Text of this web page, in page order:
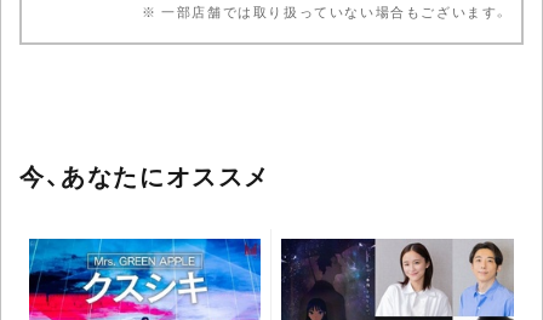
※ 一部店舗では取り扱っていない場合もございます。
今、あなたにオススメ